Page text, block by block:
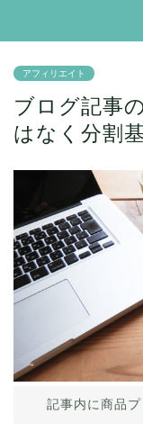
アフィリエイト
ブログ記事
はなく分割
記事内に商品